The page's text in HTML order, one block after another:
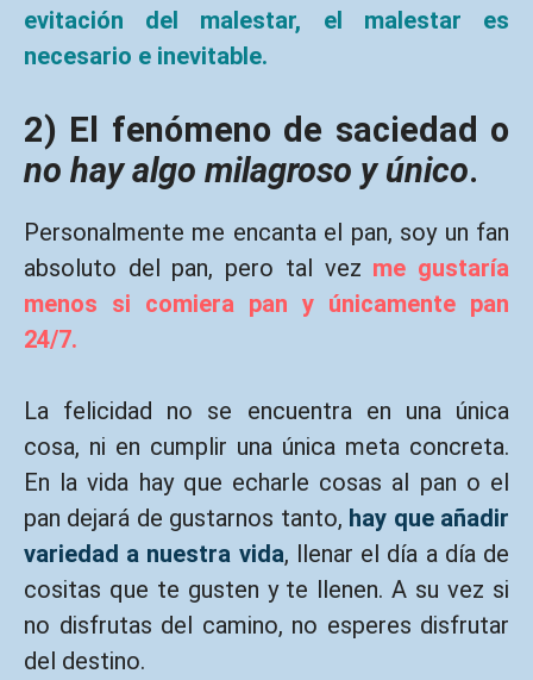
evitación del malestar, el malestar es
necesario e inevitable.
2) El fenómeno de saciedad o
no hay algo milagroso y único.
Personalmente me encanta el pan, soy un fan
absoluto del pan, pero tal vez me gustaría
menos si comiera pan y únicamente pan
24/7.
La felicidad no se encuentra en una única
cosa, ni en cumplir una única meta concreta.
En la vida hay que echarle cosas al pan o el
pan dejará de gustarnos tanto, hay que añadir
variedad a nuestra vida, llenar el día a día de
cositas que te gusten y te llenen. A su vez si
no disfrutas del camino, no esperes disfrutar
del destino.